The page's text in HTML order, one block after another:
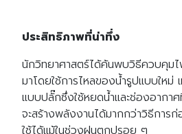
ประสิทธิภาพที่น่าทึ่ง
นักวิทยาศาสตร์ได้ค้นพบวิธีควบคุม
มาโดยใช้การไหลของน้ำรูปแบบใหม่
แบบปลั๊กซึ่งใช้หยดน้ำและช่องอากา
จะสร้างพลังงานได้มากกว่าวิธีการก่
ใช้ได้แม้ในช่วงฝนตกปรอย ๆ